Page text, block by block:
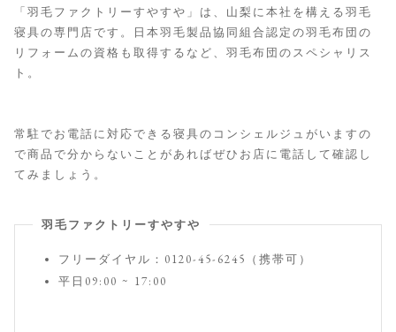
「羽毛ファクトリーすやすや」は、山梨に本社を構える羽毛
寝具の専門店です。日本羽毛製品協同組合認定の羽毛布団の
リフォームの資格も取得するなど、羽毛布団のスペシャリス
ト。
常駐でお電話に対応できる寝具のコンシェルジュがいますの
で商品で分からないことがあればぜひお店に電話して確認し
てみましょう。
羽毛ファクトリーすやすや
フリーダイヤル：0120-45-6245（携帯可）
平日09:00 ~ 17:00